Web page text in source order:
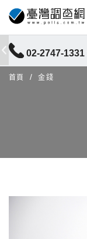
02-2747-1331
首頁 金錢